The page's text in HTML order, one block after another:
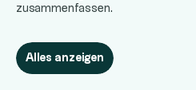
zusammenfassen.
Alles anzeigen